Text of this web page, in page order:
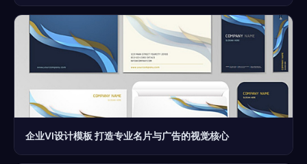
企业VI设计模板 打造专业名片与广告的视觉核心